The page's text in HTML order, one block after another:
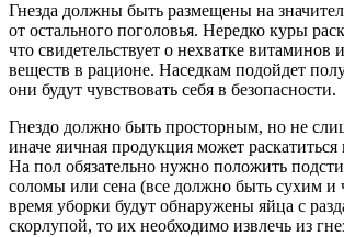
Гнезда должны быть размещены на
от остального поголовья. Нередко куры
что свидетельствует о нехватке витаминов
веществ в рационе. Наседкам подойдет
они будут чувствовать себя в безопасности.
Гнездо должно быть просторным, но не
иначе яичная продукция может
На пол обязательно нужно положить
соломы или сена (все должно быть сухим и
время уборки будут обнаружены яйца с
скорлупой, то их необходимо извлечь из